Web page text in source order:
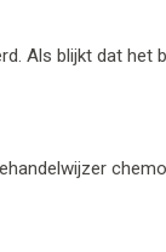
Als blijkt dat het